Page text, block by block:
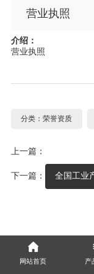
营业执照
介绍：
营业执照
分类：荣誉资质
上一篇：
下一篇： 全国工业
网站首页 产